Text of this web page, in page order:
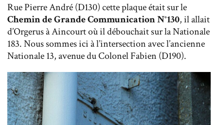
Rue Pierre André (D130) cette plaque était sur le
Chemin de Grande Communication N°130, il allait
d’Orgerus à Aincourt où il débouchait sur la Nationale
183. Nous sommes ici à l’intersection avec l’ancienne
Nationale 13, avenue du Colonel Fabien (D190).